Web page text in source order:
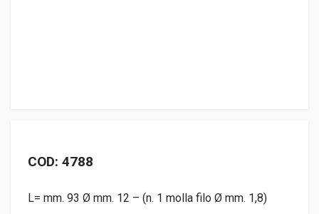
COD: 4788
L= mm. 93 Ø mm. 12 – (n. 1 molla filo Ø mm. 1,8)